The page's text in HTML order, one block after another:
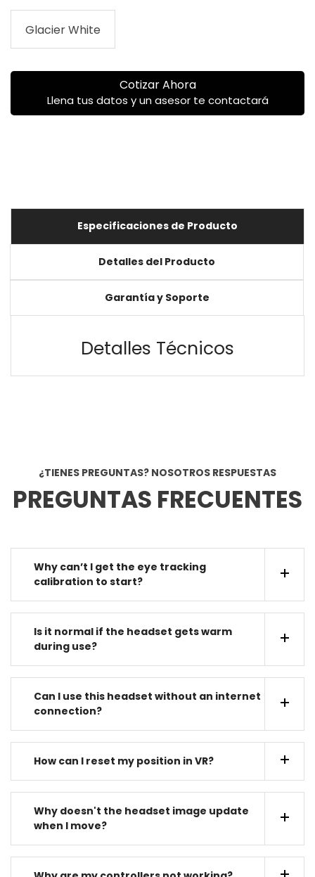
Glacier White
Cotizar Ahora
Llena tus datos y un asesor te contactará
Especificaciones de Producto
Detalles del Producto
Garantía y Soporte
Detalles Técnicos
¿TIENES PREGUNTAS? NOSOTROS RESPUESTAS
PREGUNTAS FRECUENTES
Why can’t I get the eye tracking
calibration to start?
Is it normal if the headset gets warm
during use?
Can I use this headset without an internet
connection?
How can I reset my position in VR?
Why doesn't the headset image update
when I move?